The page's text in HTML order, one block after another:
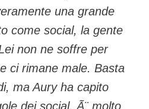
una grande
come social, la gente
non ne soffre per
ci rimane male. Basta
ma Aury ha capito
dei social, Ã¨ molto